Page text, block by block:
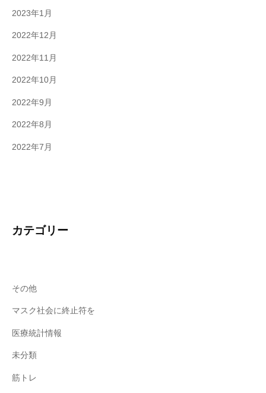
2023年1月
2022年12月
2022年11月
2022年10月
2022年9月
2022年8月
2022年7月
カテゴリー
その他
マスク社会に終止符を
医療統計情報
未分類
筋トレ